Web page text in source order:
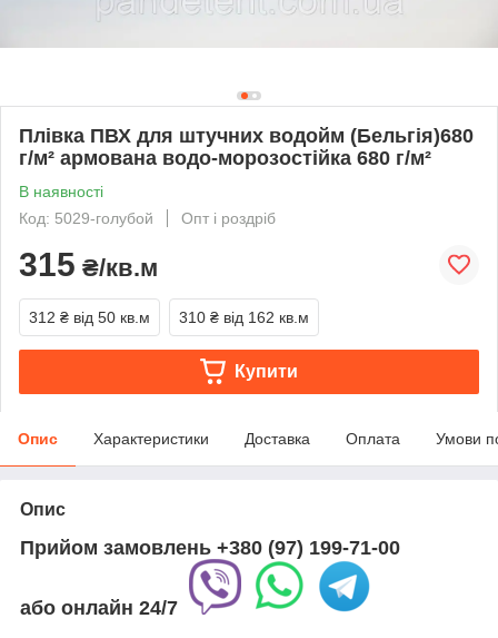
Плівка ПВХ для штучних водойм (Бельгія)680
г/м² армована водо-морозостійка 680 г/м²
В наявності
Код: 5029-голубой
Опт і роздріб
315 ₴/кв.м
312 ₴ від 50 кв.м 310 ₴ від 162 кв.м
Купити
Опис Характеристики Доставка Оплата Умови
Опис
Прийом замовлень +380 (97) 199-71-00
або онлайн 24/7